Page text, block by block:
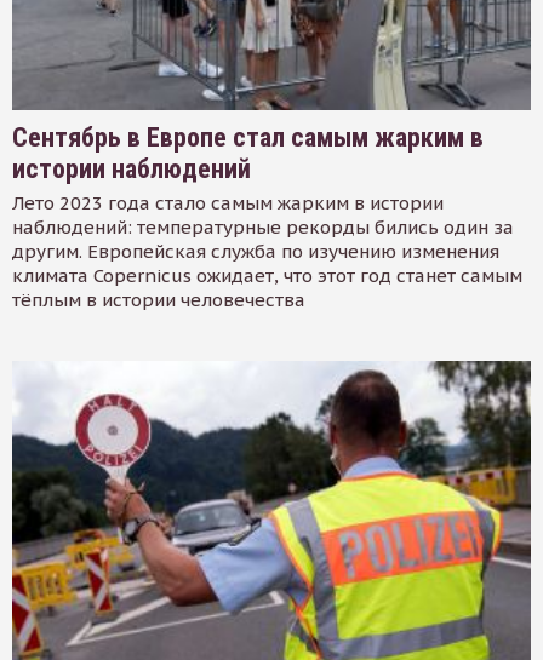
Сентябрь в Европе стал самым жарким в
истории наблюдений
Лето 2023 года стало самым жарким в истории
наблюдений: температурные рекорды бились один за
другим. Европейская служба по изучению изменения
климата Copernicus ожидает, что этот год станет самым
тёплым в истории человечества